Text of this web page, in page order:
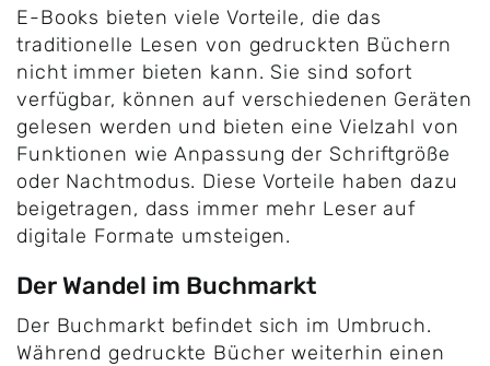
E-Books bieten viele Vorteile, die das
traditionelle Lesen von gedruckten Büchern
nicht immer bieten kann. Sie sind sofort
verfügbar, können auf verschiedenen Geräten
gelesen werden und bieten eine Vielzahl von
Funktionen wie Anpassung der Schriftgröße
oder Nachtmodus. Diese Vorteile haben dazu
beigetragen, dass immer mehr Leser auf
digitale Formate umsteigen.
Der Wandel im Buchmarkt
Der Buchmarkt befindet sich im Umbruch.
Während gedruckte Bücher weiterhin einen